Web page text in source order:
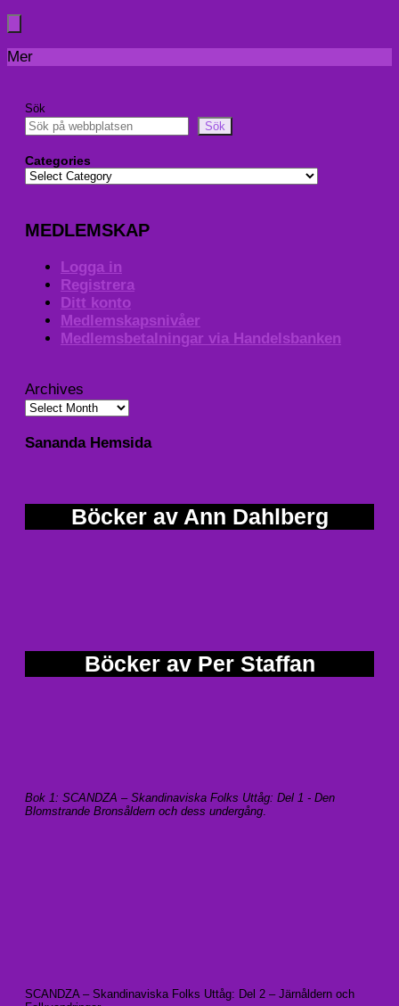
Mer
Sök
Sök
Categories
MEDLEMSKAP
Logga in
Registrera
Ditt konto
Medlemskapsnivåer
Medlemsbetalningar via Handelsbanken
Archives
Sananda Hemsida
Böcker av Ann Dahlberg
Böcker av Per Staffan
Bok 1: SCANDZA – Skandinaviska Folks Uttåg: Del 1 - Den
Blomstrande Bronsåldern och dess undergång
SCANDZA – Skandinaviska Folks Uttåg: Del 2 – Järnåldern och